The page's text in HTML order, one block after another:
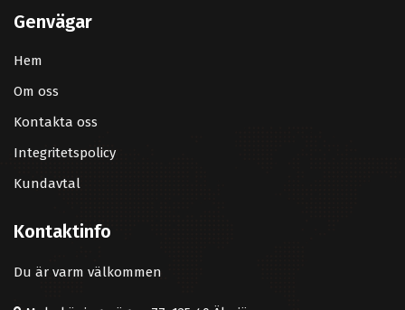
Genvägar
Hem
Om oss
Kontakta oss
Integritetspolicy
Kundavtal
Kontaktinfo
Du är varm välkommen